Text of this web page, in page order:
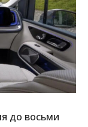
до восьми